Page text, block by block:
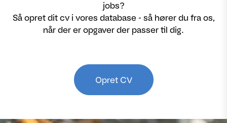
jobs?
Så opret dit cv i vores database - så hører du fra os,
når der er opgaver der passer til dig.
Opret CV